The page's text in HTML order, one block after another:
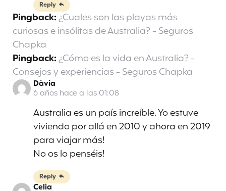
Reply
Pingback:¿Cuales son las playas más
curiosas e insólitas de Australia? - Seguros
Chapka
Pingback:¿Cómo es la vida en Australia? -
Consejos y experiencias - Seguros Chapka
Dàvia
6 años hace a las 01:08
Australia es un país increíble. Yo estuve
viviendo por allá en 2010 y ahora en 2019
para viajar más!
No os lo penséis!
Reply
Celia